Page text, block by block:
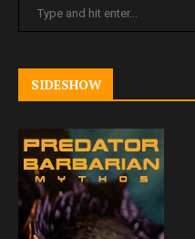
SIDESHOW